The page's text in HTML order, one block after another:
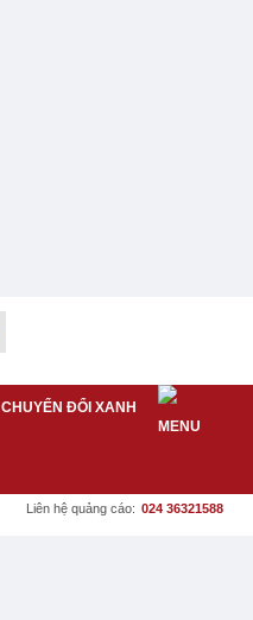
CHUYỂN ĐỔI XANH
Liên hệ quảng cáo: 024 36321588